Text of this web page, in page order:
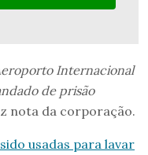
Internacional
de prisão
nota da corporação.
usadas para lavar